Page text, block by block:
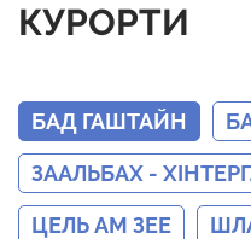
КУРОРТИ
БАД ГАШТАЙН
ЗААЛЬБАХ -
ЦЕЛЬ АМ ЗЕЕ